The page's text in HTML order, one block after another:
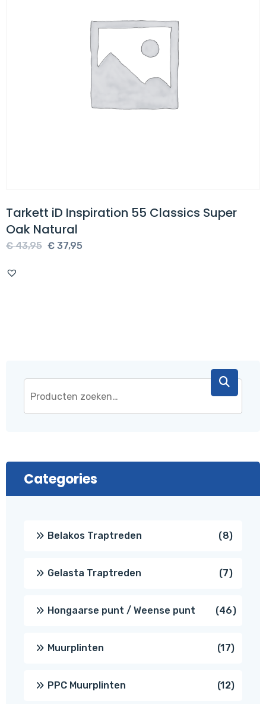
Tarkett iD Inspiration 55 Classics Super
Oak Natural
€43,95 Oorspronkelijke
€ 37,95
Categories
Belakos Traptreden 88
Gelasta Traptreden 77
Hongaarse punt / Weense punt 4646
Muurplinten 1717
PPC Muurplinten 1212